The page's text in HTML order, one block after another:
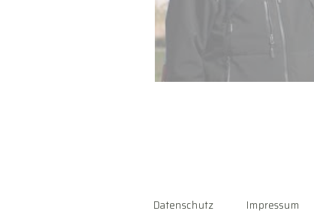
Datenschutz Impressum